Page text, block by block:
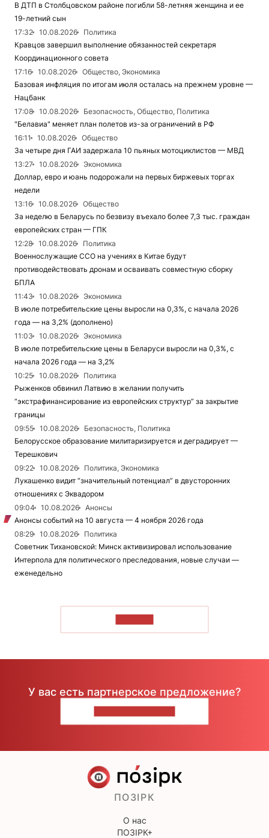
В ДТП в Столбцовском районе погибли 58-летняя женщина и ее
19-летний сын
17:32
10.08.2026
Политика
Кравцов завершил выполнение обязанностей секретаря
Координационного совета
17:16
10.08.2026
Общество, Экономика
Базовая инфляция по итогам июля осталась на прежнем уровне —
Нацбанк
17:08
10.08.2026
Безопасность, Общество, Политика
"Белавиа" меняет план полетов из-за ограничений в РФ
16:11
10.08.2026
Общество
За четыре дня ГАИ задержала 10 пьяных мотоциклистов — МВД
13:27
10.08.2026
Экономика
Доллар, евро и юань подорожали на первых биржевых торгах
недели
13:16
10.08.2026
Общество
За неделю в Беларусь по безвизу въехало более 7,3 тыс. граждан
европейских стран — ГПК
12:28
10.08.2026
Политика
Военнослужащие ССО на учениях в Китае будут
противодействовать дронам и осваивать совместную сборку
БПЛА
11:43
10.08.2026
Экономика
В июле потребительские цены выросли на 0,3%, с начала 2026
года — на 3,2% (дополнено)
11:03
10.08.2026
Экономика
В июле потребительские цены в Беларуси выросли на 0,3%, с
начала 2026 года — на 3,2%
10:25
10.08.2026
Политика
Рыженков обвинил Латвию в желании получить
“экстрафинансирование из европейских структур” за закрытие
границы
09:55
10.08.2026
Безопасность, Политика
Белорусское образование милитаризируется и деградирует —
Терешкович
09:22
10.08.2026
Политика, Экономика
Лукашенко видит “значительный потенциал” в двусторонних
отношениях с Эквадором
09:04
10.08.2026
Анонсы
Анонсы событий на 10 августа — 4 ноября 2026 года
08:29
10.08.2026
Политика
Советник Тихановской: Минск активизировал использование
Интерпола для политического преследования, новые случаи —
еженедельно
У вас есть партнерское предложение?
ПОЗІРК
О нас
ПОЗІРК+